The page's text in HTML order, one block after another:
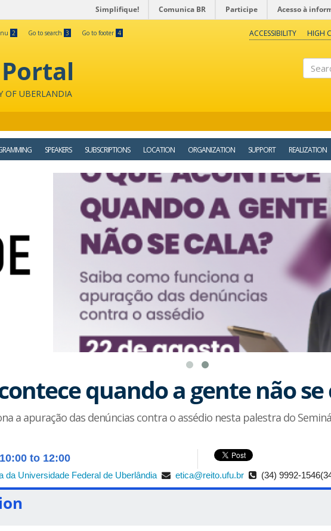
Simplifique! Comunica BR Participe Acesso à
2 Go to search 3 Go to footer 4 ACCESSIBILITY HIGH
OF UBERLANDIA
SPEAKERS SUBSCRIPTIONS LOCATION ORGANIZATION SUPPORT REALIZATION
quando a gente não se
a apuração das denúncias contra o assédio nesta palestra do
to 12:00
da Universidade Federal de Uberlândia etica@reito.ufu.br (34) 9992-